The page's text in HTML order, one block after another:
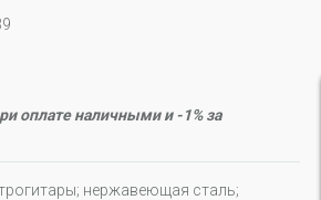
оплате наличными и -1% за
нержавеющая сталь;